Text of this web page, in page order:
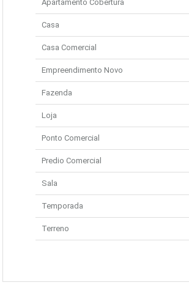
Apartamento Cobertura
Casa
Casa Comercial
Empreendimento Novo
Fazenda
Loja
Ponto Comercial
Predio Comercial
Sala
Temporada
Terreno